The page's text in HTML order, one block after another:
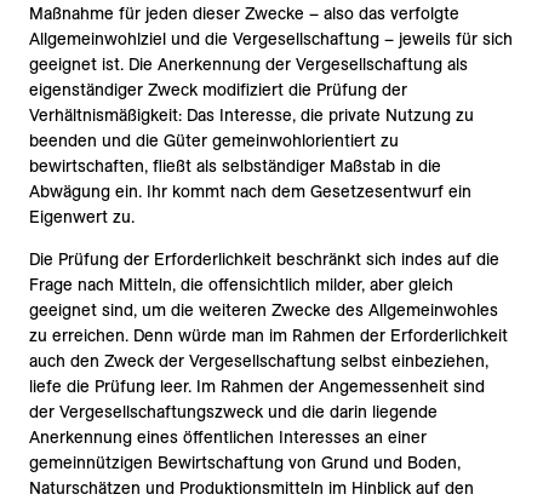
Maßnahme für jeden dieser Zwecke – also das verfolgte
Allgemeinwohlziel und die Vergesellschaftung – jeweils für sich
geeignet ist. Die Anerkennung der Vergesellschaftung als
eigenständiger Zweck modifiziert die Prüfung der
Verhältnismäßigkeit: Das Interesse, die private Nutzung zu
beenden und die Güter gemeinwohlorientiert zu
bewirtschaften, fließt als selbständiger Maßstab in die
Abwägung ein. Ihr kommt nach dem Gesetzesentwurf ein
Eigenwert zu.
Die Prüfung der Erforderlichkeit beschränkt sich indes auf die
Frage nach Mitteln, die offensichtlich milder, aber gleich
geeignet sind, um die weiteren Zwecke des Allgemeinwohles
zu erreichen. Denn würde man im Rahmen der Erforderlichkeit
auch den Zweck der Vergesellschaftung selbst einbeziehen,
liefe die Prüfung leer. Im Rahmen der Angemessenheit sind
der Vergesellschaftungszweck und die darin liegende
Anerkennung eines öffentlichen Interesses an einer
gemeinnützigen Bewirtschaftung von Grund und Boden,
Naturschätzen und Produktionsmitteln im Hinblick auf den